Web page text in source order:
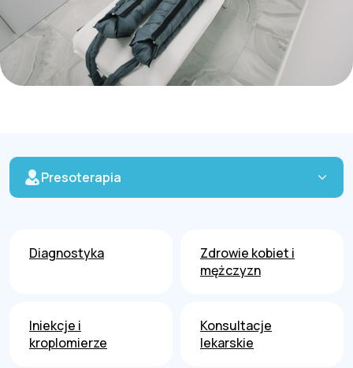
Presoterapia
Diagnostyka
Zdrowie kobiet i
mężczyzn
Iniekcje i
kroplomierze
Konsultacje
lekarskie